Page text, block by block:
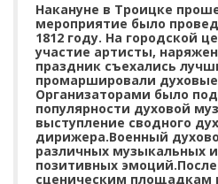
Накануне в Троицке
мероприятие было
1812 году. На городской
участие артисты,
праздник съехались
промаршировали
Организаторами было
популярности духовой
выступление сводного
дирижера.Военный
различных музыкальных
позитивных
сценическим площадкам